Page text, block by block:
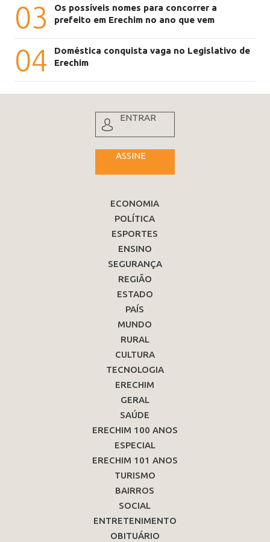
03
Os possíveis nomes para concorrer a
prefeito em Erechim no ano que vem
04
Doméstica conquista vaga no Legislativo de
Erechim
ENTRAR
ASSINE
ECONOMIA
POLÍTICA
ESPORTES
ENSINO
SEGURANÇA
REGIÃO
ESTADO
PAÍS
MUNDO
RURAL
CULTURA
TECNOLOGIA
ERECHIM
GERAL
SAÚDE
ERECHIM 100 ANOS
ESPECIAL
ERECHIM 101 ANOS
TURISMO
BAIRROS
SOCIAL
ENTRETENIMENTO
OBITUÁRIO